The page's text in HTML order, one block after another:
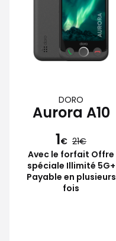
DORO
Aurora A10
1€ 21
Avec le forfait Offre
spéciale Illimité 5G+
Payable en plusieurs
fois